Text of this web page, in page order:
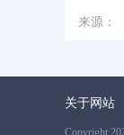
来源：
关于网站
Copyright